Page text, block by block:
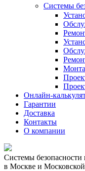
Системы
Онлайн-
Гарантии
Доставка
Контакты
О компании
Системы
в Москве и Московской